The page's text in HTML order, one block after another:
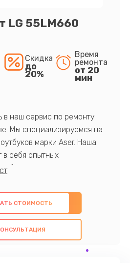
LG 55LM660
Скидка
до
20%
Время
ремонта
от 20
мин
в наш сервис по ремонту
Мы специализируемся на
марки Aser. Наша
в себя опытных
обширными знаниями и
и качественный ремонт с
компонентов, а
качество всех
Наша цель - предоставить
СТОИМОСТЬ